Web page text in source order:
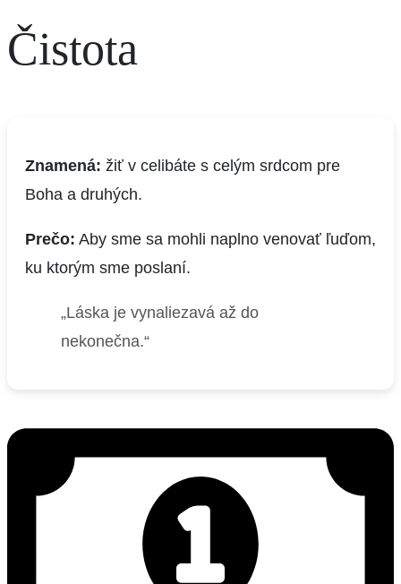
Čistota
Znamená: žiť v celibáte s celým srdcom pre
Boha a druhých.
Prečo: Aby sme sa mohli naplno venovať ľuďom,
ku ktorým sme poslaní.
„Láska je vynaliezavá až do
nekonečna.“